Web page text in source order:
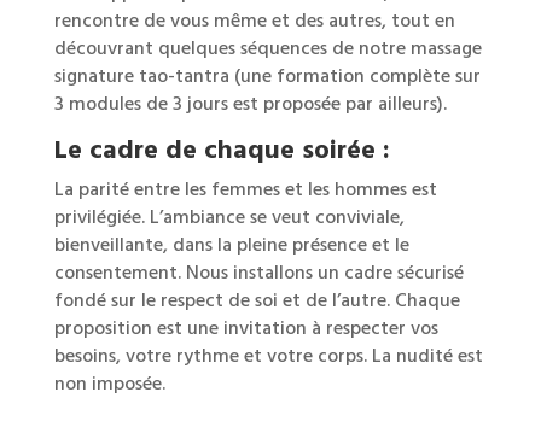
rencontre de vous même et des autres, tout en
découvrant quelques séquences de notre massage
signature tao-tantra (une formation complète sur
3 modules de 3 jours est proposée par ailleurs).
Le cadre de chaque soirée :
La parité entre les femmes et les hommes est
privilégiée. L’ambiance se veut conviviale,
bienveillante, dans la pleine présence et le
consentement. Nous installons un cadre sécurisé
fondé sur le respect de soi et de l’autre. Chaque
proposition est une invitation à respecter vos
besoins, votre rythme et votre corps. La nudité est
non imposée.